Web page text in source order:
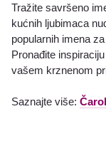
Tražite savršeno
kućnih ljubimaca
popularnih imena
Pronađite
vašem krznenom
Saznajte više: